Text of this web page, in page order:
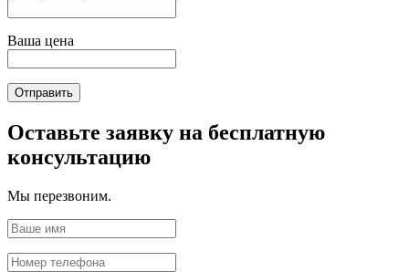
Ваша цена
Отправить
Оставьте заявку на бесплатную
консультацию
Мы перезвоним.